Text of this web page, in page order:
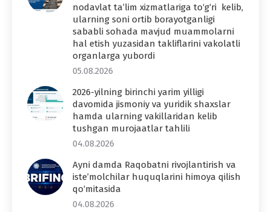
nodavlat ta’lim xizmatlariga to‘g‘ri kelib,
ularning soni ortib borayotganligi
sababli sohada mavjud muammolarni
hal etish yuzasidan takliflarini vakolatli
organlarga yubordi
05.08.2026
2026-yilning birinchi yarim yilligi
davomida jismoniy va yuridik shaxslar
hamda ularning vakillaridan kelib
tushgan murojaatlar tahlili
04.08.2026
Ayni damda Raqobatni rivojlantirish va
iste’molchilar huquqlarini himoya qilish
qo‘mitasida
04.08.2026